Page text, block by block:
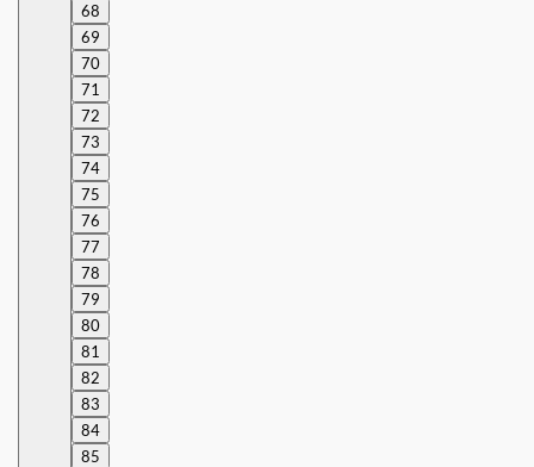
68
69
70
71
72
73
74
75
76
77
78
79
80
81
82
83
84
85